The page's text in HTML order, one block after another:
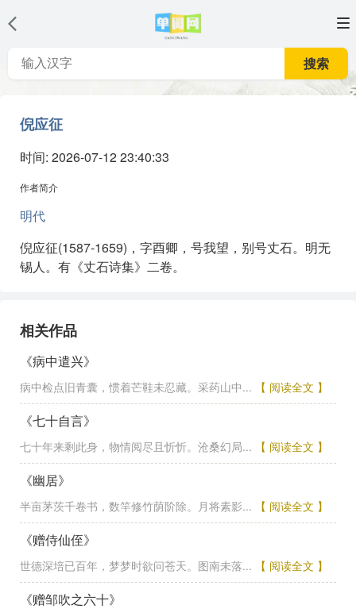
搜索
倪应征
时间: 2026-07-12 23:40:33
作者简介
明代
倪应征(1587-1659)，字酉卿，号我望，别号丈石。明无
锡人。有《丈石诗集》二卷。
相关作品
《病中遣兴》
病中检点旧青囊，惯着芒鞋未忍藏。采药山中... 【 阅读全文 】
《七十自言》
七十年来剩此身，物情阅尽且忻忻。沧桑幻局... 【 阅读全文 】
《幽居》
半亩茅茨千卷书，数竿修竹荫阶除。月将素影... 【 阅读全文 】
《赠侍仙侄》
世德深培已百年，梦梦时欲问苍天。图南未落... 【 阅读全文 】
《赠邹吹之六十》